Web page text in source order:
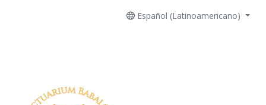
Español (Latinoamericano)